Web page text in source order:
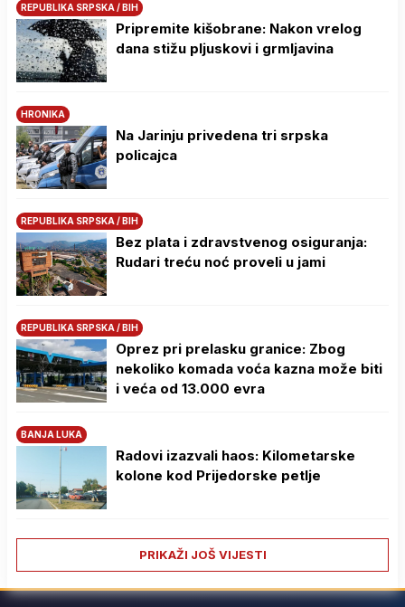
REPUBLIKA SRPSKA / BIH
Pripremite kišobrane: Nakon vrelog
dana stižu pljuskovi i grmljavina
HRONIKA
Na Јarinju privedena tri srpska
policajca
REPUBLIKA SRPSKA / BIH
Bez plata i zdravstvenog osiguranja:
Rudari treću noć proveli u jami
REPUBLIKA SRPSKA / BIH
Oprez pri prelasku granice: Zbog
nekoliko komada voća kazna može biti
i veća od 13.000 evra
BANJA LUKA
Radovi izazvali haos: Kilometarske
kolone kod Prijedorske petlje
PRIKAŽI JOŠ VIJESTI